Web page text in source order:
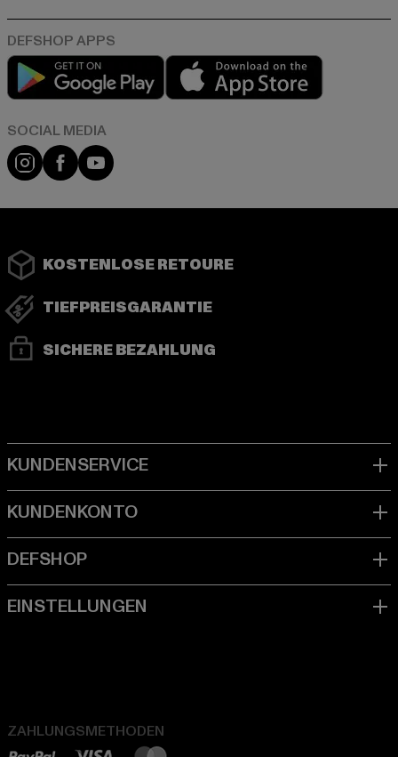
Play market
Instagram
FacebookYouTube
KOSTENLOSE RETOURE
TIEFPREISGARANTIE
SICHERE BEZAHLUNG
ZAHLUNGSMETHODEN